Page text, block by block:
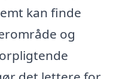
kan finde
og